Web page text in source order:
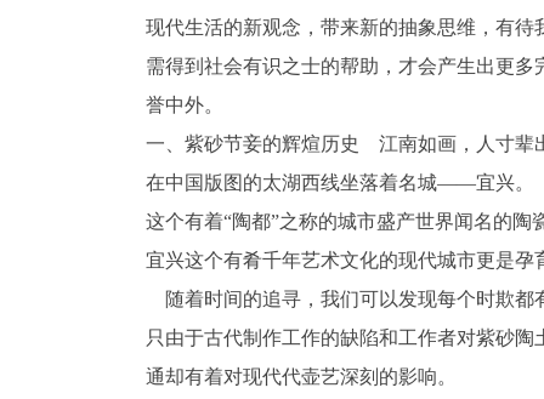
现代生活的新观念，带来新的抽象思维，有
需得到社会有识之士的帮助，才会产生出更
誉中外。
一、紫砂节妾的辉煊历史 江南如画，人寸辈
在中国版图的太湖西线坐落着名城——宜兴。
这个有着“陶都”之称的城市盛产世界闻名的陶
宜兴这个有肴千年艺术文化的现代城市更是孕
随着时间的追寻，我们可以发现每个时欺都
只由于古代制作工作的缺陷和工作者对紫砂
通却有着对现代代壶艺深刻的影响。